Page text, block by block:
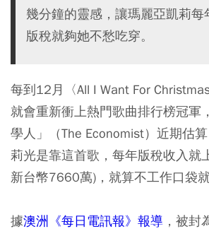
幾分鐘的靈感，讓瑪麗亞凱莉每
版稅就夠她不愁吃穿。
每到12月〈All I Want For
就會重新衝上熱門歌曲排行榜冠軍
學人」（The Economist）近期估
莉光是靠這首歌，每年版稅收入就
新台幣7660萬)，就算不工作口袋就
據澳洲《每日電訊報》報導 ，被封